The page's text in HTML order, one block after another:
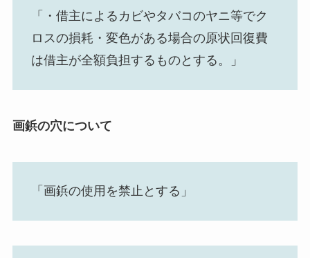
「・借主によるカビやタバコのヤニ等でク
ロスの損耗・変色がある場合の原状回復費
は借主が全額負担するものとする。」
画鋲の穴について
「画鋲の使用を禁止とする」